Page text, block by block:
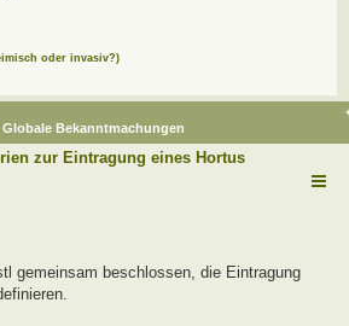
oder invasiv?)
Globale Bekanntmachungen
zur Eintragung eines Hortus
gemeinsam beschlossen, die Eintragung